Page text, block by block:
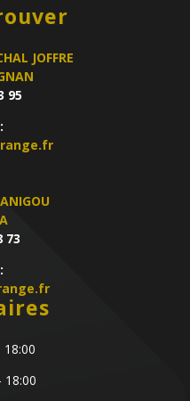
JOFFRE
95
73
18:00
18:00